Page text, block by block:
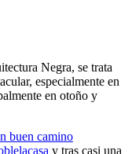
Negra, se trata
especialmente en
en otoño y
buen camino
y tras casi una